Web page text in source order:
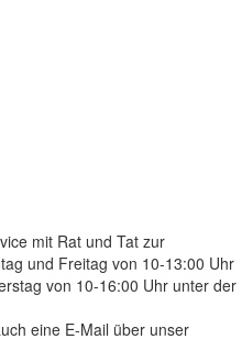
mit Rat und Tat zur
und Freitag von 10-13:00 Uhr
von 10-16:00 Uhr unter der
eine E-Mail über unser